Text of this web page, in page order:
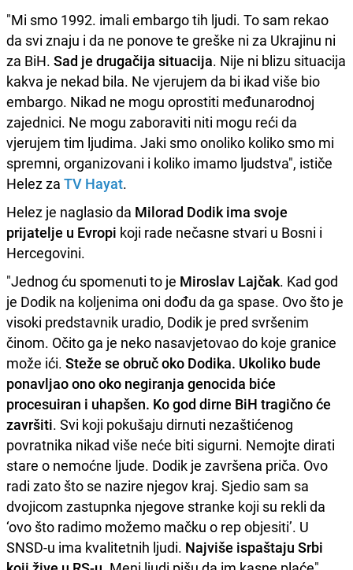
"Mi smo 1992. imali embargo tih ljudi. To sam rekao
da svi znaju i da ne ponove te greške ni za Ukrajinu ni
za BiH. Sad je drugačija situacija. Nije ni blizu situacija
kakva je nekad bila. Ne vjerujem da bi ikad više bio
embargo. Nikad ne mogu oprostiti međunarodnoj
zajednici. Ne mogu zaboraviti niti mogu reći da
vjerujem tim ljudima. Jaki smo onoliko koliko smo mi
spremni, organizovani i koliko imamo ljudstva", ističe
Helez za TV Hayat.
Helez je naglasio da Milorad Dodik ima svoje
prijatelje u Evropi koji rade nečasne stvari u Bosni i
Hercegovini.
"Jednog ću spomenuti to je Miroslav Lajčak. Kad god
je Dodik na koljenima oni dođu da ga spase. Ovo što je
visoki predstavnik uradio, Dodik je pred svršenim
činom. Očito ga je neko nasavjetovao do koje granice
može ići. Steže se obruč oko Dodika. Ukoliko bude
ponavljao ono oko negiranja genocida biće
procesuiran i uhapšen. Ko god dirne BiH tragično će
završiti. Svi koji pokušaju dirnuti nezaštićenog
povratnika nikad više neće biti sigurni. Nemojte dirati
stare o nemoćne ljude. Dodik je završena priča. Ovo
radi zato što se nazire njegov kraj. Sjedio sam sa
dvojicom zastupnka njegove stranke koji su rekli da
‘ovo što radimo možemo mačku o rep objesiti’. U
SNSD-u ima kvalitetnih ljudi. Najviše ispaštaju Srbi